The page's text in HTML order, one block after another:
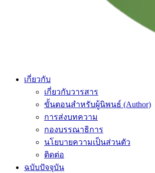
เกี่ยวกับ
เกี่ยวกับวารสาร
ขั้นตอนสำหรับผู้นิพนธ์ (Author)
การส่งบทความ
กองบรรณาธิการ
นโยบายความเป็นส่วนตัว
ติดต่อ
ฉบับปัจจุบัน